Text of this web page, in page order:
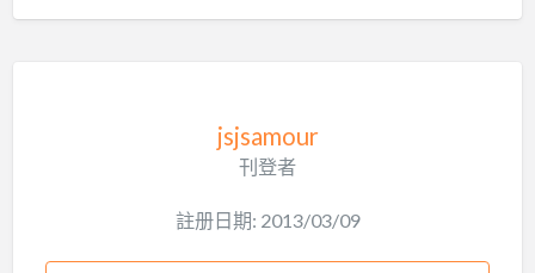
jsjsamour
刊登者
註册日期: 2013/03/09